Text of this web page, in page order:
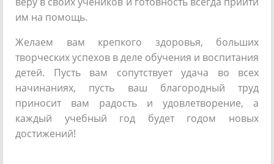
им на помощь.
Желаем вам крепкого здоровья, больших
творческих успехов в деле обучения и воспитания
детей. Пусть вам сопутствует удача во всех
начинаниях, пусть ваш благородный труд
приносит вам радость и удовлетворение, а
каждый учебный год будет годом новых
достижений!